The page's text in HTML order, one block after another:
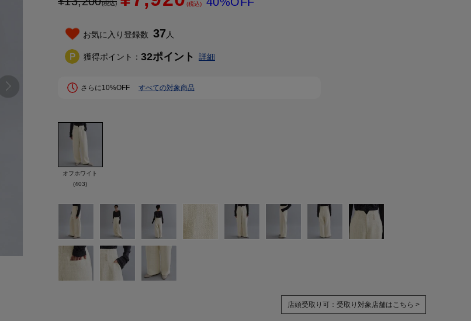
(税込) (税込)
お気に入り登録数 37人
獲得ポイント： 32ポイント 詳細
さらに10%OFF すべての対象商品
オフホワイト
(403)
店頭受取り可： 受取り対象店舗はこちら >